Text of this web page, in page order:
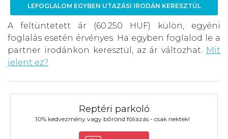
LEFOGLALOM EGYBEN UTAZÁSI IRODÁN KERESZTÜL
A feltüntetett ár (60.250 HUF) külön, egyéni
foglalás esetén érvényes. Ha egyben foglalod le a
partner irodánkon keresztül, az ár változhat.
Mit
jelent ez?
Reptéri parkoló
10% kedvezmény vagy bőrönd fóliázás - csak nektek!